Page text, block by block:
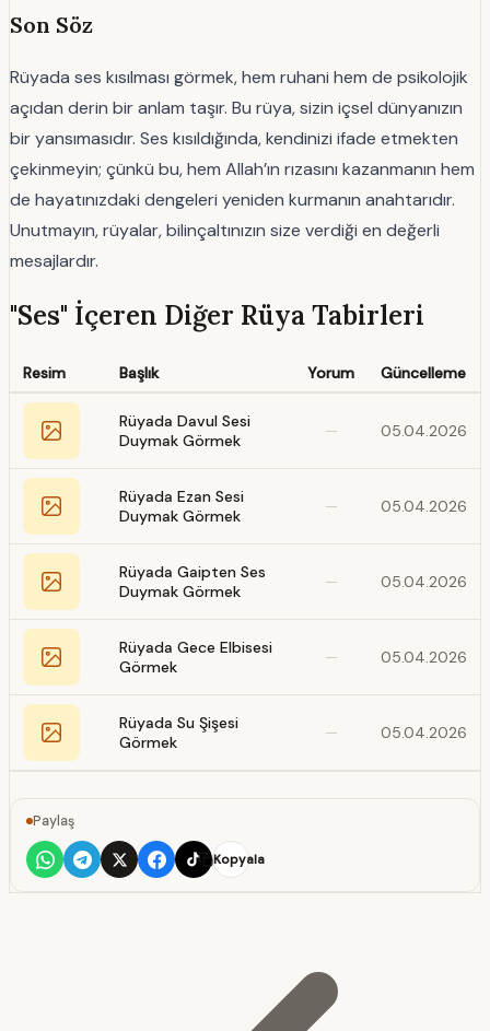
Son Söz
Rüyada ses kısılması görmek, hem ruhani hem de psikolojik
açıdan derin bir anlam taşır. Bu rüya, sizin içsel dünyanızın
bir yansımasıdır. Ses kısıldığında, kendinizi ifade etmekten
çekinmeyin; çünkü bu, hem Allah’ın rızasını kazanmanın hem
de hayatınızdaki dengeleri yeniden kurmanın anahtarıdır.
Unutmayın, rüyalar, bilinçaltınızın size verdiği en değerli
mesajlardır.
"Ses" İçeren Diğer Rüya Tabirleri
Resim Başlık Yorum Güncelleme
Rüyada Davul Sesi
Duymak Görmek
— 05.04.2026
Rüyada Ezan Sesi
Duymak Görmek
— 05.04.2026
Rüyada Gaipten Ses
Duymak Görmek
— 05.04.2026
Rüyada Gece Elbisesi
Görmek
— 05.04.2026
Rüyada Su Şişesi
Görmek
— 05.04.2026
Paylaş
Kopyala